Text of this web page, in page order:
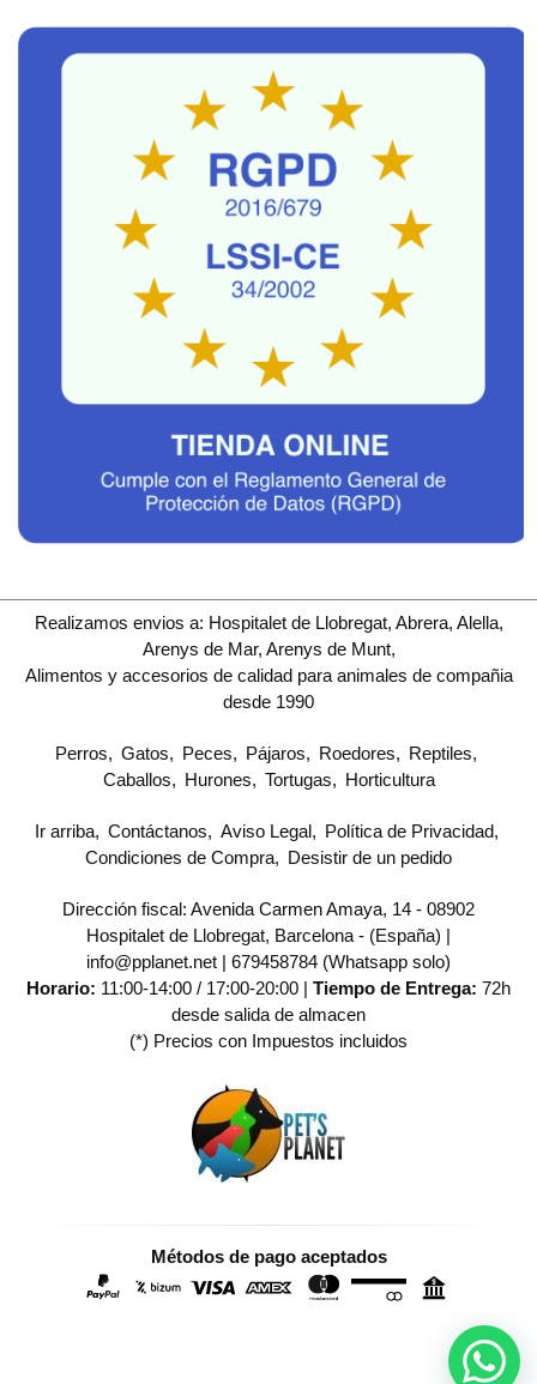
Realizamos envios a: Hospitalet de Llobregat, Abrera, Alella,
Arenys de Mar, Arenys de Munt,
Alimentos y accesorios de calidad para animales de compañia
desde 1990
Perros Gatos Peces Pájaros Roedores
Reptiles
Caballos
Hurones Tortugas Horticultura
Ir arriba Contáctanos Aviso Legal
Política de Privacidad
Condiciones de Compra
Desistir de un pedido
Dirección fiscal: Avenida Carmen Amaya, 14 - 08902
Hospitalet de Llobregat, Barcelona - (España) |
info@pplanet.net | 679458784 (Whatsapp solo)
Horario: 11:00-14:00 / 17:00-20:00 | Tiempo de Entrega: 72h
desde salida de almacen
(*) Precios con Impuestos incluidos
Métodos de pago aceptados